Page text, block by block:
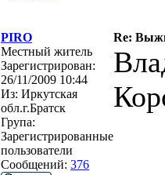
PIRO
Re:
Местный житель
Зарегистрирован:
26/11/2009 10:44
Из: Иркутская
обл.г.Братск
Група:
Зарегистрированные
пользователи
Сообщений: 376